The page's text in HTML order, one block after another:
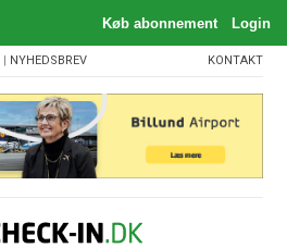
| NYHEDSBREV KONTAKT